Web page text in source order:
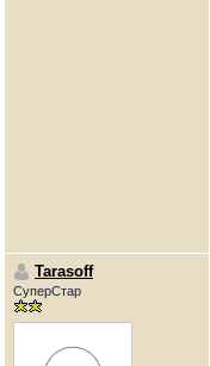
Tarasoff
СуперСтар